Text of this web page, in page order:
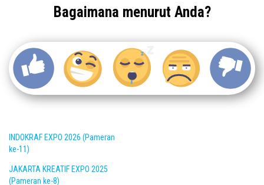
Bagaimana menurut Anda?
INDOKRAF EXPO 2026 (Pameran
ke-11)
JAKARTA KREATIF EXPO 2025
(Pameran ke-8)